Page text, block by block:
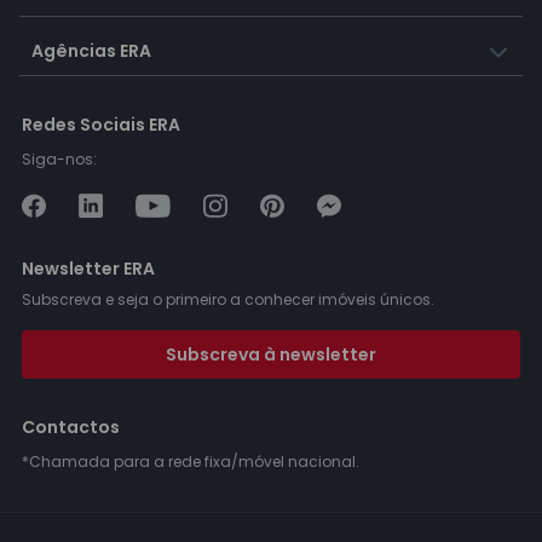
Agências ERA
Redes Sociais ERA
Siga-nos:
Newsletter ERA
Subscreva e seja o primeiro a conhecer imóveis únicos.
Subscreva à newsletter
Contactos
*Chamada para a rede fixa/móvel nacional.